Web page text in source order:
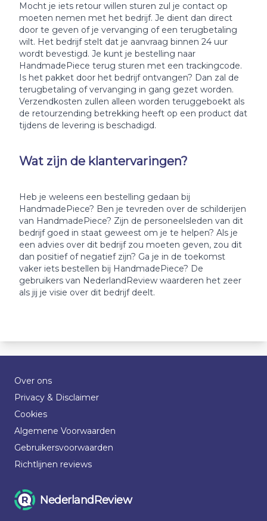
Mocht je iets retour willen sturen zul je contact op
moeten nemen met het bedrijf. Je dient dan direct
door te geven of je vervanging of een terugbetaling
wilt. Het bedrijf stelt dat je aanvraag binnen 24 uur
wordt bevestigd. Je kunt je bestelling naar
HandmadePiece terug sturen met een trackingcode.
Is het pakket door het bedrijf ontvangen? Dan zal de
terugbetaling of vervanging in gang gezet worden.
Verzendkosten zullen alleen worden teruggeboekt als
de retourzending betrekking heeft op een product dat
tijdens de levering is beschadigd.
Wat zijn de klantervaringen?
Heb je weleens een bestelling gedaan bij
HandmadePiece? Ben je tevreden over de schilderijen
van HandmadePiece? Zijn de personeelsleden van dit
bedrijf goed in staat geweest om je te helpen? Als je
een advies over dit bedrijf zou moeten geven, zou dit
dan positief of negatief zijn? Ga je in de toekomst
vaker iets bestellen bij HandmadePiece? De
gebruikers van NederlandReview waarderen het zeer
als jij je visie over dit bedrijf deelt.
Over ons
Privacy & Disclaimer
Cookies
Algemene Voorwaarden
Gebruikersvoorwaarden
Richtlijnen reviews
NederlandReview